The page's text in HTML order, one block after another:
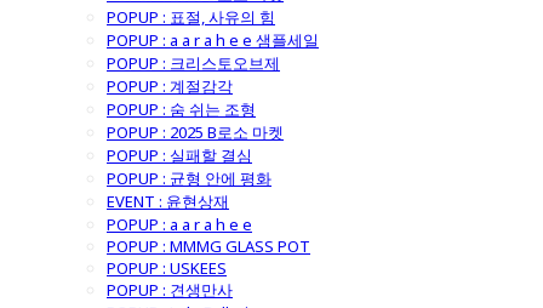
POPUP : 표절, 사유의 힘
POPUP : a a r a h e e 샘플세일
POPUP : 크리스토오브제
POPUP : 계절감각
POPUP : 숨 쉬는 조형
POPUP : 2025 B로소 마켓
POPUP : 실패할 결심
POPUP : 균형 안에 평화
EVENT : 윤현상재
POPUP : a a r a h e e
POPUP : MMMG GLASS POT
POPUP : USKEES
POPUP : 견생만사